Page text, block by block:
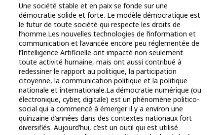
Une société stable et en paix se fonde sur une
démocratie solide et forte. Le modèle démocratique est
le futur de toute société qui respecte les droits de
l’homme.Les nouvelles technologies de l’information et
communication et l’avancée encore peu réglementée de
l’Intelligence Artificielle ont impacté non seulement
toute activité humaine, mais ont aussi contribué à
redessiner le rapport au politique, la participation
citoyenne, la communication politique et la politique
nationale et internationale.La démocratie numérique (ou
électronique, cyber, digitale) est un phénomène politico-
social qui a commencé à émerger il y a environ une
quinzaine d’années dans des contextes nationaux fort
diversifiés. Aujourd’hui, c’est un outil qui est utilisé